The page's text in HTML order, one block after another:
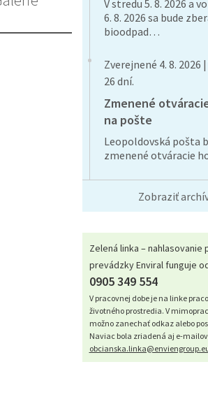
V stredu 5. 8. 2026 a
6. 8. 2026 sa bude
bioodpad…
Zverejnené 4. 8. 2026
26 dní.
Zmenené
na pošte
Leopoldovská pošta
zmenené otváracie
Zobraziť
Zelená linka – nahlasovanie
prevádzky Enviral funguje
0905 349 554
V pracovnej dobe je na linke
životného prostredia. V
možno zanechať odkaz alebo
Naviac bola zriadená aj e-